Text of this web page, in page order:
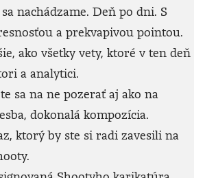
nachádzame. Deň po dni. S
a prekvapivou pointou.
ako všetky vety, ktoré v ten deň
a analytici.
sa na ne pozerať aj ako na
dokonalá kompozícia.
ktorý by ste si radi zavesili na